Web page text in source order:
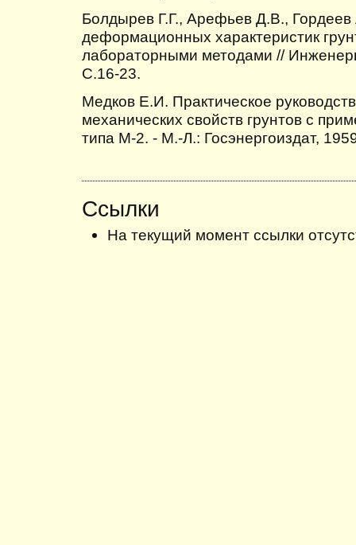
Болдырев Г.Г., Арефьев Д.В.,
деформационных характеристик
лабораторными методами //
C.16-23.
Медков Е.И. Практическое
механических свойств грунтов с
типа М-2. - М.-Л.: Госэнергоиздат,
Ссылки
На текущий момент ссылки